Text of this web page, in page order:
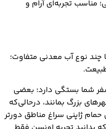
مناسب تجربه‌ای آرام و
چند نوع آب معدنی متفاوت؛
شما بستگی دارد؛ بعضی
بزرگ بمانند، درحالی‌که
ژاپنی سراغ مناطق دورتر